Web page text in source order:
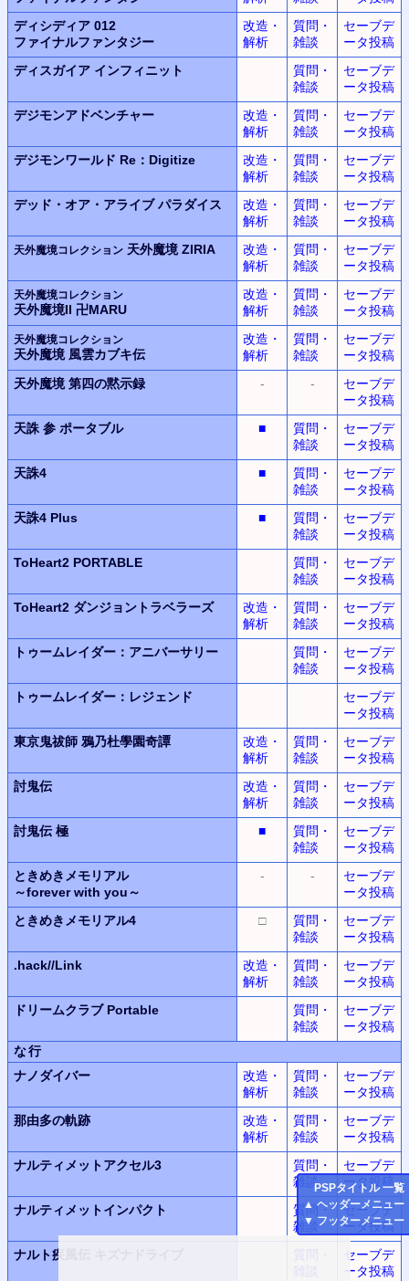
PSPタイトル 一覧
▲ ヘッダーメニュー
▼ フッターメニュー
ディシディア 012
ファイナルファンタジー
改造・
解析
質問・
雑談
セーブデ
ータ投稿
ディスガイア インフィニット
質問・
雑談
セーブデ
ータ投稿
デジモンアドベンチャー
改造・
解析
質問・
雑談
セーブデ
ータ投稿
デジモンワールド Re：Digitize
改造・
解析
質問・
雑談
セーブデ
ータ投稿
デッド・オア・アライブパラダイス
改造・
解析
質問・
雑談
セーブデ
ータ投稿
天外魔境コレクション 天外魔境 ZIRIA
改造・
解析
質問・
雑談
セーブデ
ータ投稿
天外魔境コレクション
天外魔境II 卍MARU
改造・
解析
質問・
雑談
セーブデ
ータ投稿
天外魔境コレクション
天外魔境 風雲カブキ伝
改造・
解析
質問・
雑談
セーブデ
ータ投稿
天外魔境 第四の黙示録 - -
セーブデ
ータ投稿
天誅 参 ポータブル
■
質問・
雑談
セーブデ
ータ投稿
天誅4
■
質問・
雑談
セーブデ
ータ投稿
天誅4 Plus
■
質問・
雑談
セーブデ
ータ投稿
ToHeart2 PORTABLE
質問・
雑談
セーブデ
ータ投稿
ToHeart2 ダンジョントラベラーズ
改造・
解析
質問・
雑談
セーブデ
ータ投稿
トゥームレイダー：アニバーサリー
質問・
雑談
セーブデ
ータ投稿
トゥームレイダー：レジェンド
セーブデ
ータ投稿
東京鬼祓師 鴉乃杜學園奇譚
改造・
解析
質問・
雑談
セーブデ
ータ投稿
討鬼伝
改造・
解析
質問・
雑談
セーブデ
ータ投稿
討鬼伝 極
■
質問・
雑談
セーブデ
ータ投稿
ときめきメモリアル
～forever with you～
- -
セーブデ
ータ投稿
ときめきメモリアル4
□
質問・
雑談
セーブデ
ータ投稿
.hack//Link
改造・
解析
質問・
雑談
セーブデ
ータ投稿
ドリームクラブ Portable
質問・
雑談
セーブデ
ータ投稿
な行
ナノダイバー
改造・
解析
質問・
雑談
セーブデ
ータ投稿
那由多の軌跡
改造・
解析
質問・
雑談
セーブデ
ータ投稿
ナルティメットアクセル3
質問・
雑談
セーブデ
ータ投稿
ナルティメットインパクト
質問・
雑談
セーブデ
ータ投稿
ナルト疾風伝
質問・
雑談
セーブデ
ータ投稿